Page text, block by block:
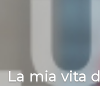
La mia vita